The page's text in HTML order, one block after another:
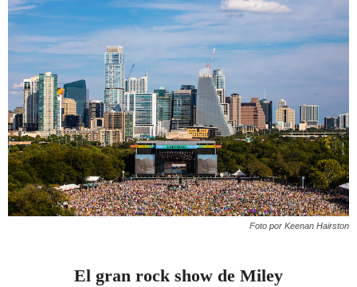
Foto por Keenan Hairston
El gran rock show de Miley